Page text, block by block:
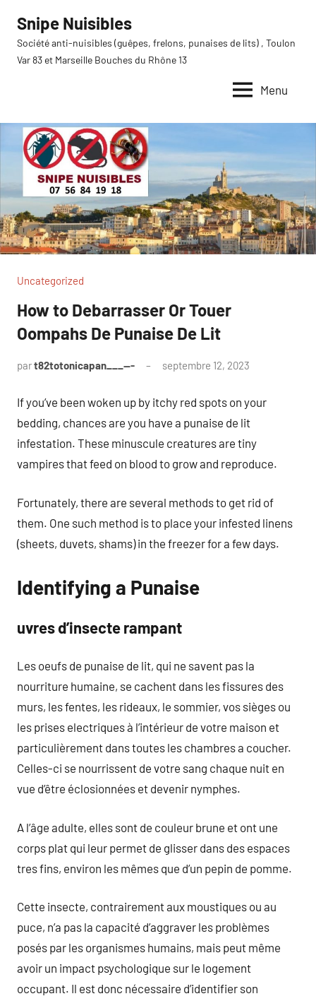
contenu
Snipe Nuisibles
Société anti-nuisibles (guêpes, frelons, punaises de lits) , Toulon
Var 83 et Marseille Bouches du Rhône 13
Menu
Uncategorized
How to Debarrasser Or Touer
Oompahs De Punaise De Lit
part82totonicapan___--- septembre 12, 2023
If you’ve been woken up by itchy red spots on your
bedding, chances are you have a punaise de lit
infestation. These minuscule creatures are tiny
vampires that feed on blood to grow and reproduce.
Fortunately, there are several methods to get rid of
them. One such method is to place your infested linens
(sheets, duvets, shams) in the freezer for a few days.
Identifying a Punaise
uvres d’insecte rampant
Les oeufs de punaise de lit, qui ne savent pas la
nourriture humaine, se cachent dans les fissures des
murs, les fentes, les rideaux, le sommier, vos sièges ou
les prises electriques à l’intérieur de votre maison et
particulièrement dans toutes les chambres a coucher.
Celles-ci se nourrissent de votre sang chaque nuit en
vue d’être éclosionnées et devenir nymphes.
A l’âge adulte, elles sont de couleur brune et ont une
corps plat qui leur permet de glisser dans des espaces
tres fins, environ les mêmes que d’un pepin de pomme.
Cette insecte, contrairement aux moustiques ou au
puce, n’a pas la capacité d’aggraver les problèmes
posés par les organismes humains, mais peut même
avoir un impact psychologique sur le logement
occupant. Il est donc nécessaire d’identifier son